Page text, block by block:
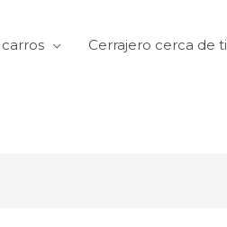
Cerrajero cerca de ti